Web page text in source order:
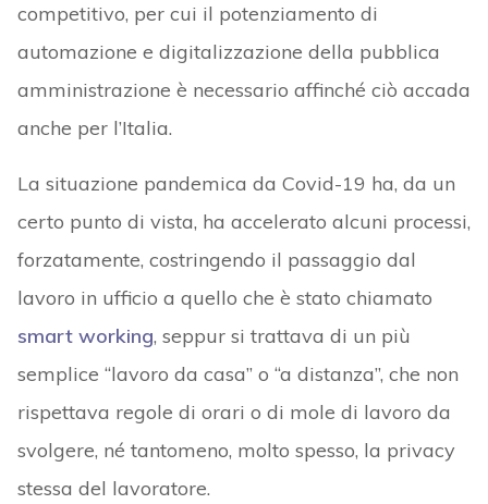
competitivo, per cui il potenziamento di
automazione e digitalizzazione della pubblica
amministrazione è necessario affinché ciò accada
anche per l’Italia.
La situazione pandemica da Covid-19 ha, da un
certo punto di vista, ha accelerato alcuni processi,
forzatamente, costringendo il passaggio dal
lavoro in ufficio a quello che è stato chiamato
smart working, seppur si trattava di un più
semplice “lavoro da casa” o “a distanza”, che non
rispettava regole di orari o di mole di lavoro da
svolgere, né tantomeno, molto spesso, la privacy
stessa del lavoratore.